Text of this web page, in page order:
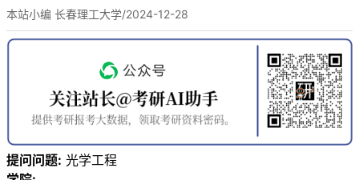
本站小编 长春理工大学/2024-12-28
提问问题: 光学工程